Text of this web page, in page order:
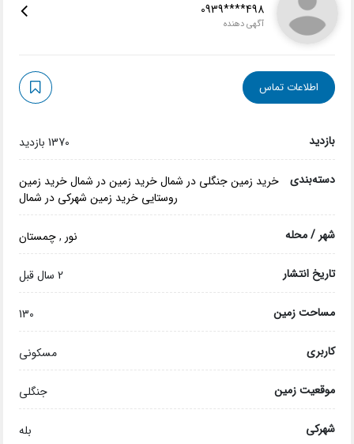
0939****498
آگهی دهنده
اطلاعات تماس
بازدید 1370 بازدید
دسته‌بندی خرید زمین جنگلی در شمال خرید زمین در شمال خرید زمین
روستایی خرید زمین شهرکی در شمال
شهر / محله نور ,چمستان
تاریخ انتشار 2 سال قبل
مساحت زمین 130
کاربری مسکونی
موقعیت زمین جنگلی
شهرکی بله